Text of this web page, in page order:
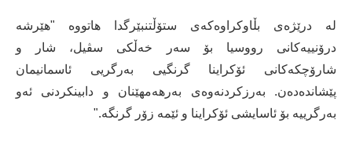
لە درێژەی بڵاوکراوەکەی ستۆڵتنبێرگدا هاتووە "هێرشە
درۆنییەکانی رووسیا بۆ سەر خەڵکی سڤیل، شار و
شارۆچکەکانی ئۆکراینا گرنگیی بەرگریی ئاسمانیمان
پێشاندەدەن. بەرزکردنەوەی بەرهەمهێنان و دابینکردنی ئەو
بەرگرییە بۆ ئاسایشی ئۆکراینا و ئێمە زۆر گرنگە."